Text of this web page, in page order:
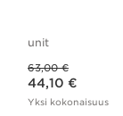
unit
63,00 €
Nykyinen hinta 44,10 €
44,10 €
Yksi kokonaisuus